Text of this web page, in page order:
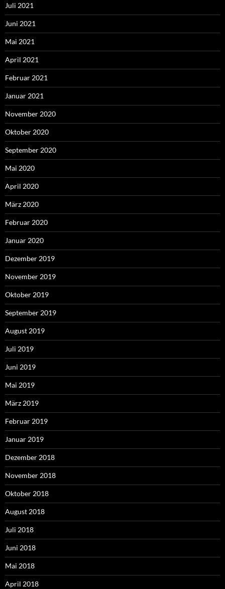
Juli 2021
Juni 2021
Mai 2021
April 2021
Februar 2021
Januar 2021
November 2020
Oktober 2020
September 2020
Mai 2020
April 2020
März 2020
Februar 2020
Januar 2020
Dezember 2019
November 2019
Oktober 2019
September 2019
August 2019
Juli 2019
Juni 2019
Mai 2019
März 2019
Februar 2019
Januar 2019
Dezember 2018
November 2018
Oktober 2018
August 2018
Juli 2018
Juni 2018
Mai 2018
April 2018